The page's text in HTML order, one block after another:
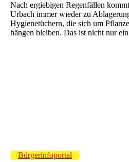
Nach ergiebigen Regenfällen
Urbach immer wieder zu
Hygienetüchern, die sich um
hängen bleiben. Das ist nicht nur
Bürgerinfoportal